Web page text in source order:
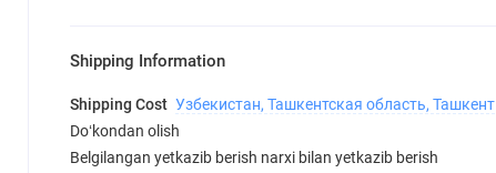
Shipping Information
Shipping Cost Узбекистан, Ташкентская область, Ташкент
Doʻkondan olish
Belgilangan yetkazib berish narxi bilan yetkazib berish